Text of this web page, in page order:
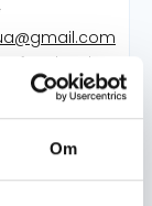
Om
Ukraine